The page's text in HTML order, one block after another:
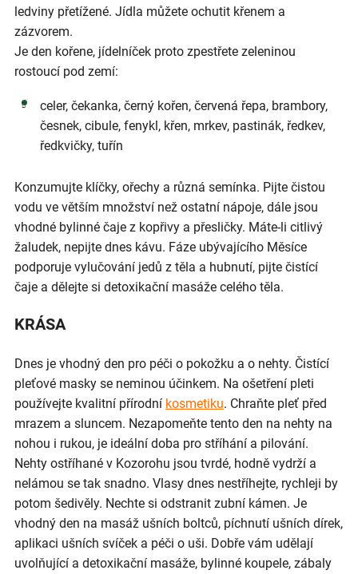
ledviny přetížené. Jídla můžete ochutit křenem a
zázvorem.
Je den kořene, jídelníček proto zpestřete zeleninou
rostoucí pod zemí:
celer, čekanka, černý kořen, červená řepa, brambory,
česnek, cibule, fenykl, křen, mrkev, pastinák, ředkev,
ředkvičky, tuřín
Konzumujte klíčky, ořechy a různá semínka. Pijte čistou
vodu ve větším množství než ostatní nápoje, dále jsou
vhodné bylinné čaje z kopřivy a přesličky. Máte-li citlivý
žaludek, nepijte dnes kávu. Fáze ubývajícího Měsíce
podporuje vylučování jedů z těla a hubnutí, pijte čistící
čaje a dělejte si detoxikační masáže celého těla.
KRÁSA
Dnes je vhodný den pro péči o pokožku a o nehty. Čistící
pleťové masky se neminou účinkem. Na ošetření pleti
používejte kvalitní přírodní kosmetiku. Chraňte pleť před
mrazem a sluncem. Nezapomeňte tento den na nehty na
nohou i rukou, je ideální doba pro stříhání a pilování.
Nehty ostříhané v Kozorohu jsou tvrdé, hodně vydrží a
nelámou se tak snadno. Vlasy dnes nestříhejte, rychleji by
potom šedivěly. Nechte si odstranit zubní kámen. Je
vhodný den na masáž ušních boltců, píchnutí ušních dírek,
aplikaci ušních svíček a péči o uši. Dobře vám udělají
uvolňující a detoxikační masáže, bylinné koupele, zábaly